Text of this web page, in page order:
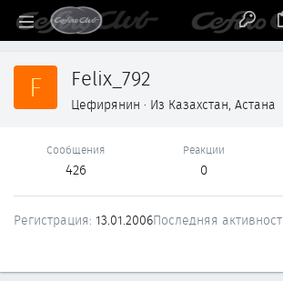
F Felix_792
Цефирянин · Из Казахстан, Астана
Сообщения
426
Реакции
0
Регистрация 13.01.2006Последняя